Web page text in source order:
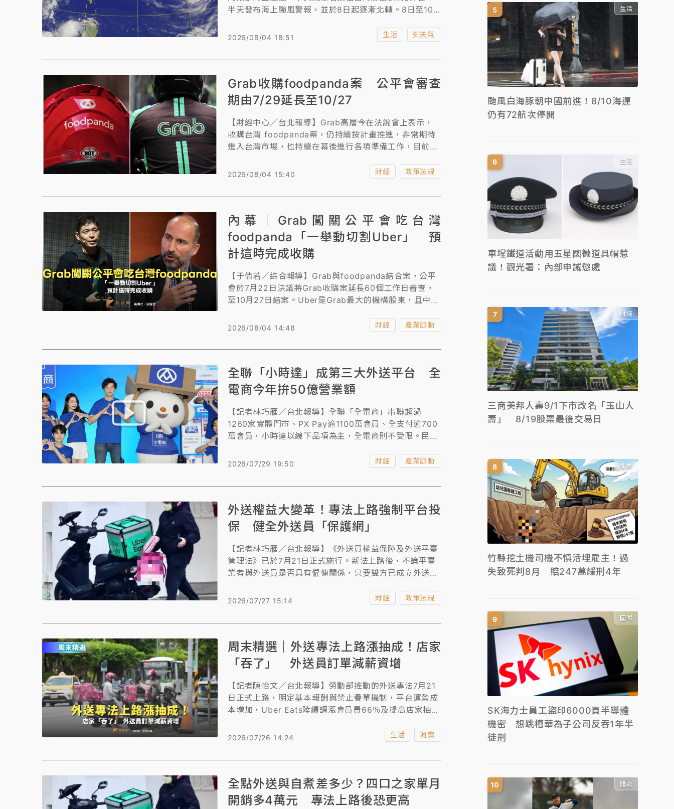
半天發布海上颱風警報，並於8日起逐漸北轉。8日至10
地降雨機會高，其中北部山區需嚴防局部豪雨，西半部亦
2026/08/04 18:51 生活 知天氣
Grab收購foodpanda案 公平會審查
期由7/29延長至10/27
【財經中心／台北報導】Grab高層今在法說會上表示，
收購台灣 foodpanda案，仍持續按計畫推進，非常期待
進入台灣市場，也持續在幕後進行各項準備工作，目前仍
前完成交易。公平會於115年7月22日第1812次委員會
構對競爭之影響等諸多待評估事項，決議依法延長審議期
2026/08/04 15:40 財經 政策法規
內幕｜Grab闖關公平會吃台灣
foodpanda「一舉動切割Uber」 預
計這時完成收購
【于倩若／綜合報導】Grab與foodpanda結合案，公平
會於7月22日決議將Grab收購案延長60個工作日審查，
至10月27日結案。Uber是Grab最大的機構股東，且中國
慮。Grab高層於4日公司法說會上，說明了為求通過公平
露滴滴出行持股Grab少於5%，投票權低於1.4%。
2026/08/04 14:48 財經 產業脈動
全聯「小時達」成第三大外送平台 全
電商今年拚50億營業額
【記者林巧雁／台北報導】全聯「全電商」串聯超過
1260家實體門市、PX Pay逾1100萬會員、全支付逾700
萬會員，小時達以線下品項為主，全電商則不受限。民眾
飾尚未上架，以3C、家電成長動能大，連機車、黃金、
年拚營業額50億元，上半年已超標，成長超過100%。
2026/07/29 19:50 財經 產業脈動
外送權益大變革！專法上路強制平台投
保 健全外送員「保護網」
【記者林巧雁／台北報導】《外送員權益保障及外送平臺
管理法》已於7月21日正式施行。新法上路後，不論平臺
業者與外送員是否具有僱傭關係，只要雙方已成立外送服
員投保團體傷害保險及責任保險，才能安排外送員外送服
2026/07/27 15:14 財經 政策法規
周末精選｜外送專法上路漲抽成！店家
「吞了」 外送員訂單減薪資增
【記者陳怡文／台北報導】勞動部推動的外送專法7月21
日正式上路，明定基本報酬與禁止疊單機制，平台運營成
本增加，Uber Eats陸續調漲會員費66％及提高店家抽成
少5%至10%，但因報酬保障與單筆計算，外送員薪資逆
新品來調整利潤維持客源，也有通路選擇「吞了」，而消
現大幅變相加價，恐將引發取消訂閱或轉用競爭平台的棄
用潮。
2026/07/26 14:24 生活 消費
全點外送與自煮差多少？四口之家單月
開銷多4萬元 專法上路後恐更高
生活
颱風白海豚朝中國前進！8/10海運
仍有72航次停開
生活
車埕鐵道活動用五星國徽道具帽惹
議！觀光署：內部申誡懲處
財經
三商美邦人壽9/1下市改名「玉山人
壽」 8/19股票最後交易日
社會
竹縣挖土機司機不慎活埋雇主！過
失致死判8月 賠247萬緩刑4年
國際
SK海力士員工盜印6000頁半導體
機密 想跳槽華為子公司反吞1年半
徒刑
體育